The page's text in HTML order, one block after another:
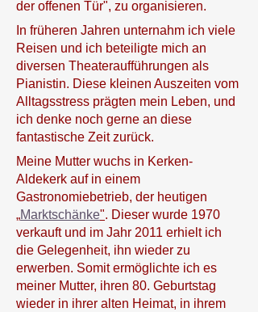
der offenen Tür", zu organisieren.
In früheren Jahren unternahm ich viele
Reisen und ich beteiligte mich an
diversen Theateraufführungen als
Pianistin. Diese kleinen Auszeiten vom
Alltagsstress prägten mein Leben, und
ich denke noch gerne an diese
fantastische Zeit zurück.
Meine Mutter wuchs in Kerken-
Aldekerk auf in einem
Gastronomiebetrieb, der heutigen
„Marktschänke". Dieser wurde 1970
verkauft und im Jahr 2011 erhielt ich
die Gelegenheit, ihn wieder zu
erwerben. Somit ermöglichte ich es
meiner Mutter, ihren 80. Geburtstag
wieder in ihrer alten Heimat, in ihrem